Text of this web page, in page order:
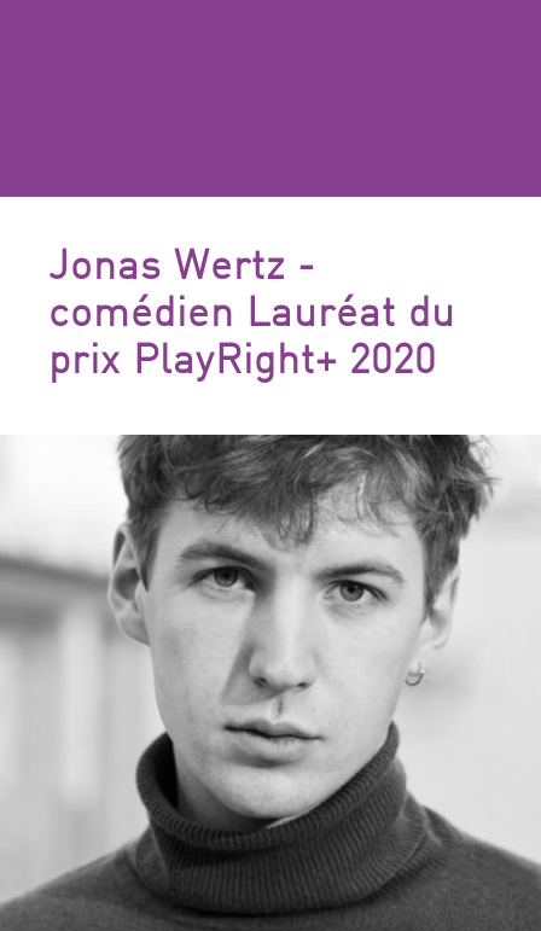
Jonas Wertz -
comédien Lauréat du
prix PlayRight+ 2020